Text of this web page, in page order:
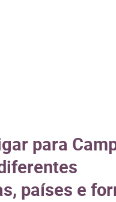
para
países e